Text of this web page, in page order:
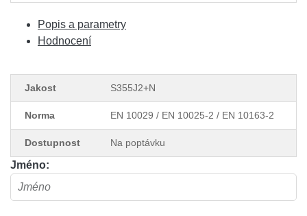
Popis a parametry
Hodnocení
Jakost S355J2+N
Norma EN 10029 / EN 10025-2 / EN 10163-2
Dostupnost Na poptávku
Jméno: